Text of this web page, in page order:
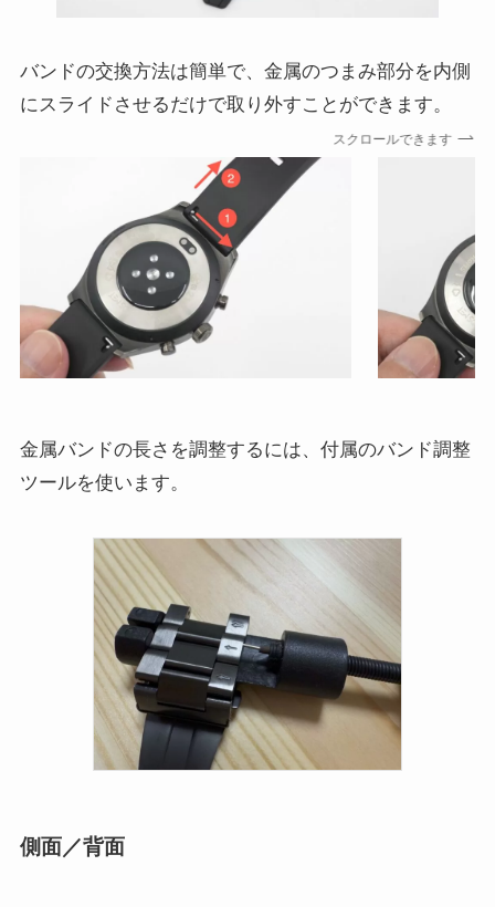
バンドの交換方法は簡単で、金属のつまみ部分を内側
にスライドさせるだけで取り外すことができます。
スクロールできます
金属バンドの長さを調整するには、付属のバンド調整
ツールを使います。
側面／背面